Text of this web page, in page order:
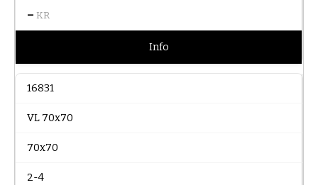
– KR
Info
16831
VL 70x70
70x70
2-4